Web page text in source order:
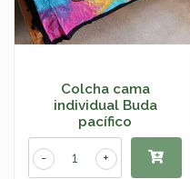
Colcha cama
individual Buda
pacífico
+
-